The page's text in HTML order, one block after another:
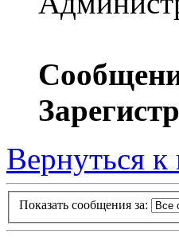
Вернуться к
Показать сообщения за: